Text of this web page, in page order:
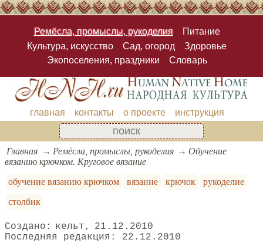
Ремёсла, промыслы, рукоделия
Питание
Культура, искусство
Сад, огород
Здоровье
Экопоселения, праздники
Словарь
главная контакты о проекте инструкция
Главная Ремёсла, промыслы, рукоделия
Обучение
вязанию крючком. Круговое вязание
обучение вязанию крючком
вязание крючок
рукоделие
столбик
кельт
21.12.2010
22.12.2010